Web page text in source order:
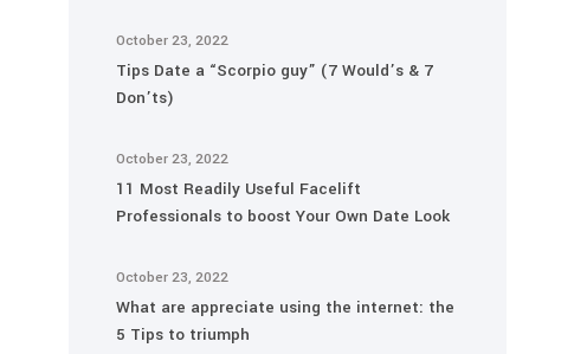
October 23, 2022
Tips Date a “Scorpio guy” (7 Would’s & 7
Don’ts)
October 23, 2022
11 Most Readily Useful Facelift
Professionals to boost Your Own Date Look
October 23, 2022
What are appreciate using the internet: the
5 Tips to triumph